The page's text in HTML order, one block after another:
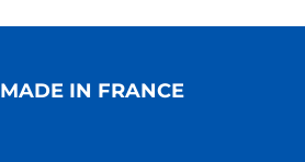
MADE IN FRANCE